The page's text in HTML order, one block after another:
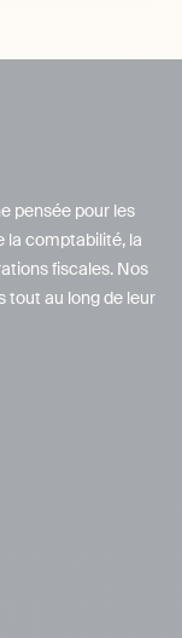
pensée pour les
la comptabilité, la
fiscales. Nos
tout au long de leur